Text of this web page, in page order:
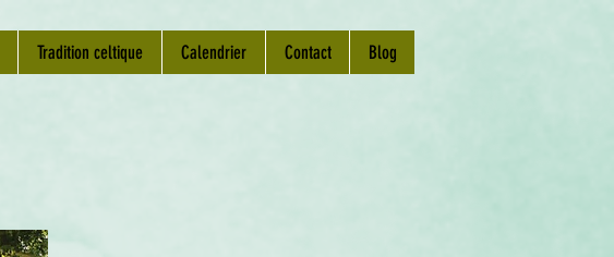
Tradition celtique Calendrier Contact Blog